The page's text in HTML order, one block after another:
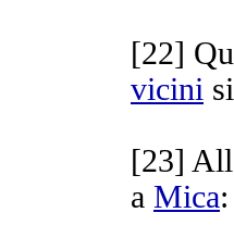
[22]
vicini si
[23]
a Mica